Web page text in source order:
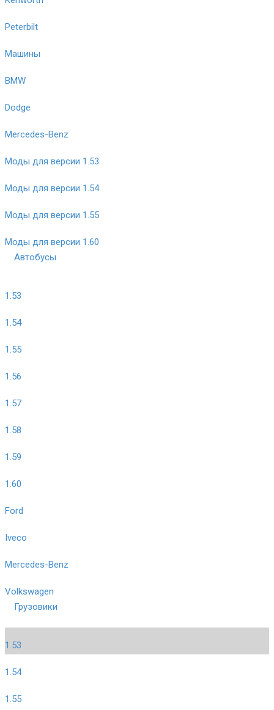
Peterbilt
Машины
BMW
Dodge
Mercedes-Benz
Моды для версии 1.53
Моды для версии 1.54
Моды для версии 1.55
Моды для версии 1.60
Автобусы
1.53
1.54
1.55
1.56
1.57
1.58
1.59
1.60
Ford
Iveco
Mercedes-Benz
Volkswagen
Грузовики
1.53
1.54
1.55